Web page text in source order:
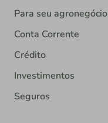
Para seu agronegócio
Conta Corrente
Crédito
Investimentos
Seguros